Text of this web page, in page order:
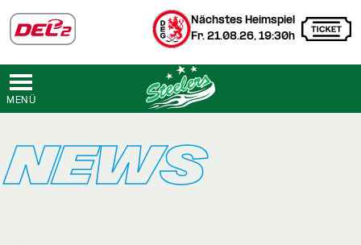
Nächstes Heimspiel
Fr. 21.08.26, 19:30h
MENÜ
NEWS